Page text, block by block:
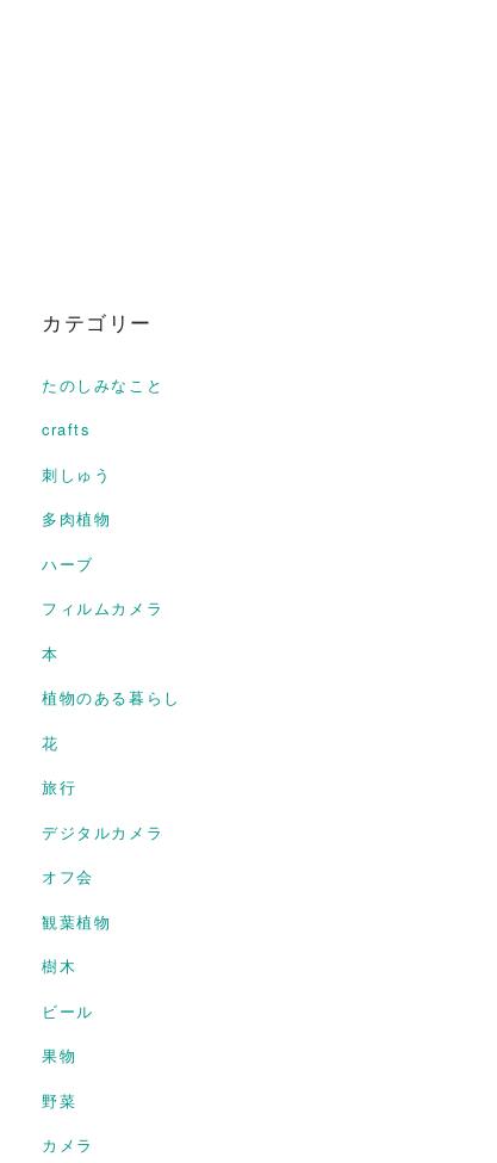
カテゴリー
たのしみなこと
crafts
刺しゅう
多肉植物
ハーブ
フィルムカメラ
本
植物のある暮らし
花
旅行
デジタルカメラ
オフ会
観葉植物
樹木
ビール
果物
野菜
カメラ